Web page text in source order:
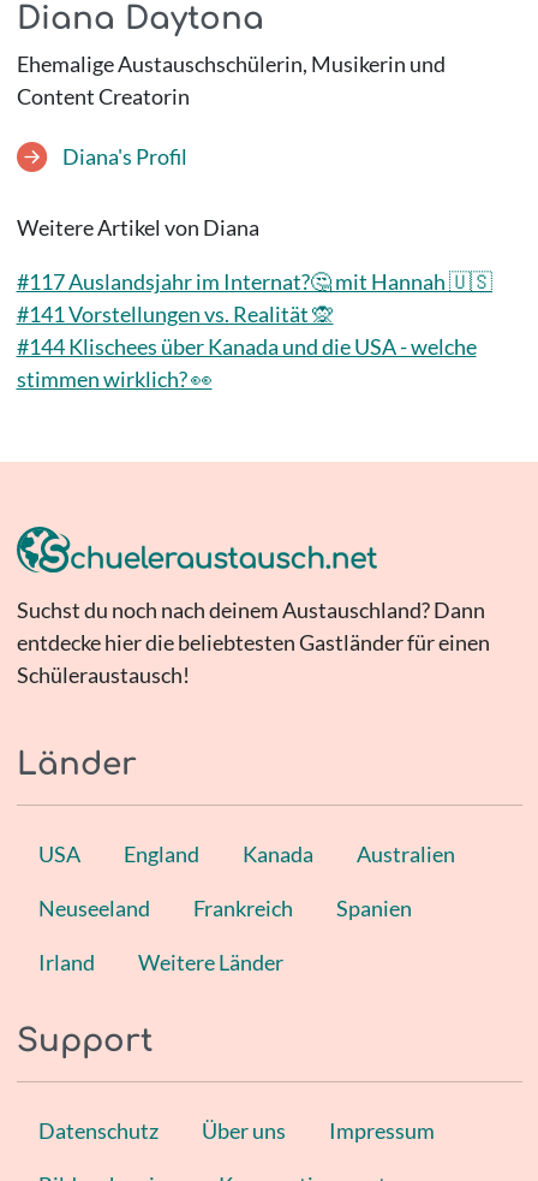
Diana Daytona
Ehemalige Austauschschülerin, Musikerin und
Content Creatorin
Diana's Profil
Weitere Artikel von Diana
#117 Auslandsjahr im Internat?🤔 mit Hannah 🇺🇸
#141 Vorstellungen vs. Realität 🙊
#144 Klischees über Kanada und die USA - welche
stimmen wirklich? 👀
Suchst du noch nach deinem Austauschland? Dann
entdecke hier die beliebtesten Gastländer für einen
Schüleraustausch!
Länder
USA England Kanada Australien
Neuseeland Frankreich Spanien
Irland Weitere Länder
Support
Datenschutz Über uns Impressum